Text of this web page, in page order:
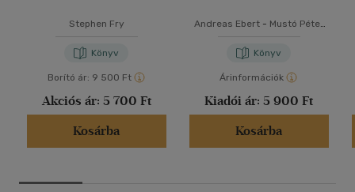
Stephen Fry
Könyv
Borító ár: 9 500 Ft
Akciós ár: 5 700 Ft
Kosárba
Andreas Ebert- Mustó Péter
Könyv
Árinformációk
Kiadói ár: 5 900 Ft
Kosárba